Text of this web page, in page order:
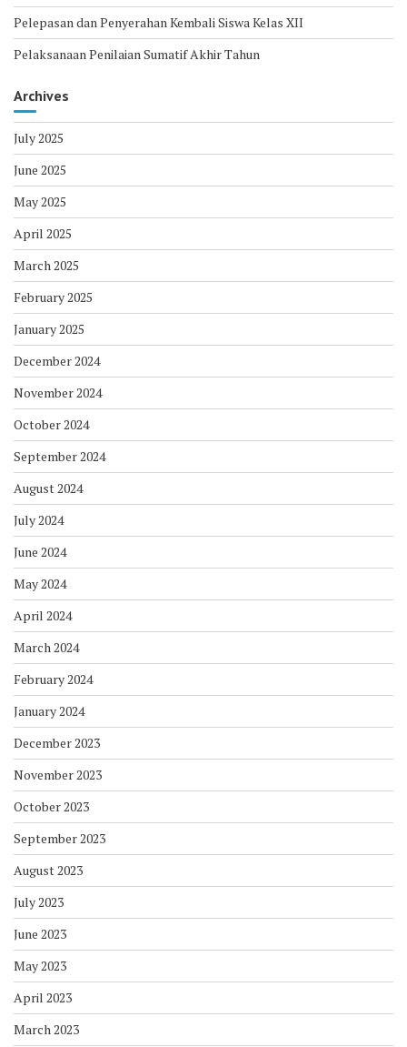
Pelepasan dan Penyerahan Kembali Siswa Kelas XII
Pelaksanaan Penilaian Sumatif Akhir Tahun
Archives
July 2025
June 2025
May 2025
April 2025
March 2025
February 2025
January 2025
December 2024
November 2024
October 2024
September 2024
August 2024
July 2024
June 2024
May 2024
April 2024
March 2024
February 2024
January 2024
December 2023
November 2023
October 2023
September 2023
August 2023
July 2023
June 2023
May 2023
April 2023
March 2023